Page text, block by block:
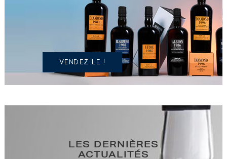
SPIRITUEUX
IDENTIQUE
VENDEZ LE !
LES DERNIÈRES
ACTUALITÉS